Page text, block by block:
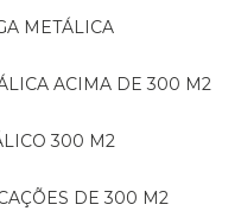
METÁLICA
ACIMA DE 300 M2
300 M2
DE 300 M2